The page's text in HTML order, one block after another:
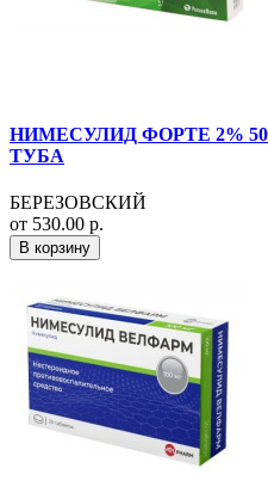
НИМЕСУЛИД ФОРТЕ 2%
ТУБА
БЕРЕЗОВСКИЙ
от 530.00 р.
В корзину